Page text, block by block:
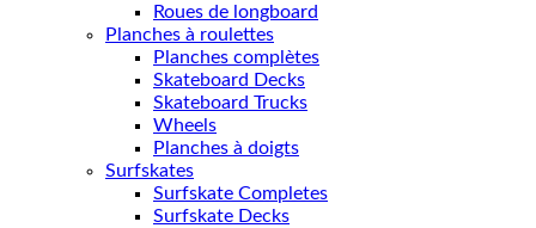
Roues de longboard
Planches à roulettes
Planches complètes
Skateboard Decks
Skateboard Trucks
Wheels
Planches à doigts
Surfskates
Surfskate Completes
Surfskate Decks